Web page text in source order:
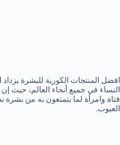
افضل المنتجات الكورية للبشرة
النساء في جميع أنحاء العالم، حيث
فتاة وامرأة لما يتمتعون به من بشرة
العيوب.